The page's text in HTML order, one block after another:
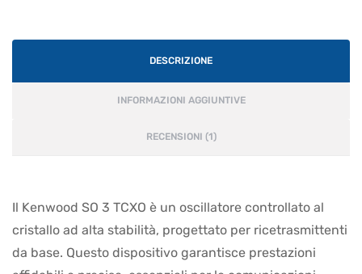
DESCRIZIONE
INFORMAZIONI AGGIUNTIVE
RECENSIONI (1)
Il Kenwood SO 3 TCXO è un oscillatore controllato al
cristallo ad alta stabilità, progettato per ricetrasmittenti
da base. Questo dispositivo garantisce prestazioni